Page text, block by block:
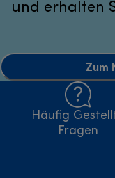
und erhalten
Zum
Häufig
Fragen